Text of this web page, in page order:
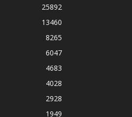
25892
13460
8265
6047
4683
4028
2928
1949